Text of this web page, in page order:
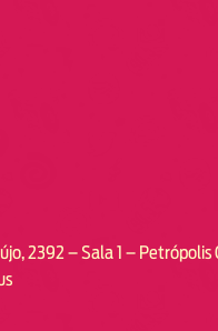
2392 – Sala 1 – Petrópolis